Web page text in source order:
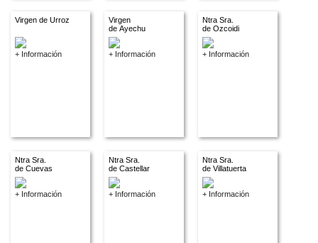
Virgen de Urroz
+ Información
Virgen
de Ayechu
+ Información
Ntra Sra.
de Ozcoidi
+ Información
Ntra Sra.
de Cuevas
+ Información
Ntra Sra.
de Castellar
+ Información
Ntra Sra.
de Villatuerta
+ Información